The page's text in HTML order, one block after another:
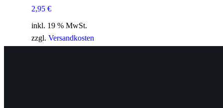
2,95 €
inkl. 19 % MwSt.
zzgl. Versandkosten